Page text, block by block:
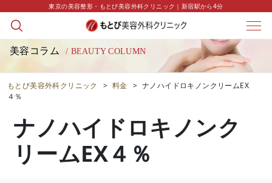
東京の美容整形・もとび美容外科クリニック｜新宿駅から4分
美容コラム / BEAUTY COLUMN
もとび美容外科クリニック > 料金 > ナノハイドロキノンクリームEX
４％
ナノハイドロキノンク
リームEX４％